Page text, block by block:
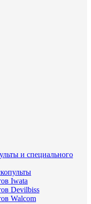
и специального
Iwata
Devilbiss
Walcom